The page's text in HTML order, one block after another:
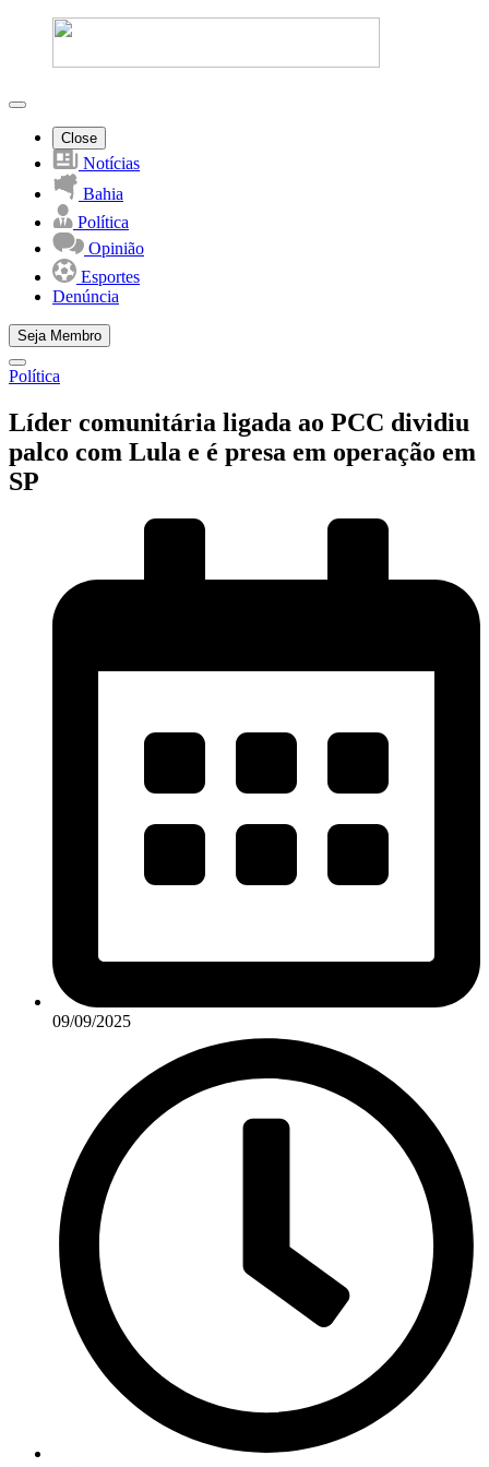
Close
Notícias
Bahia
Política
Opinião
Esportes
Denúncia
Seja Membro
Política
Líder comunitária ligada ao PCC dividiu
palco com Lula e é presa em operação em
SP
09/09/2025